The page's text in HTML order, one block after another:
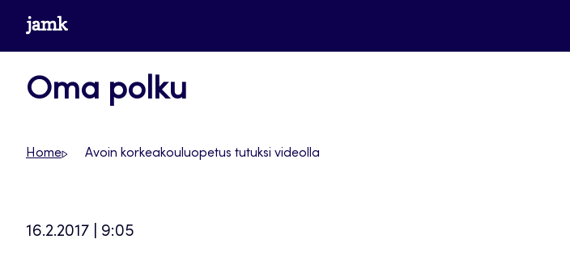
Siirrywww.jamk.fi
Oma polku
Home Avoin korkeakouluopetus tutuksi videolla
16.2.2017 | 9:05